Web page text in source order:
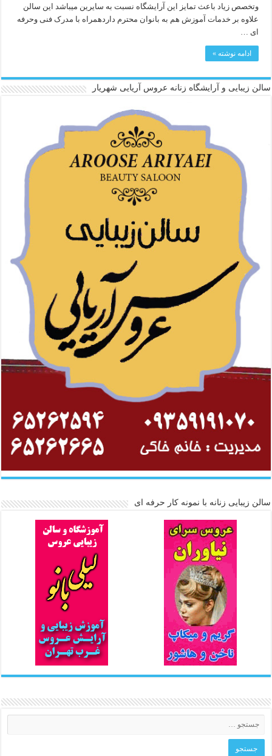
وتخصص زیاد باعث تمایز این آرایشگاه نسبت به سایرین میباشد این سالن
علاوه بر خدمات آموزش هم به بانوان محترم داردهمراه با مدرک فنی وحرفه
ای …
ادامه نوشته »
سالن زیبایی و آرایشگاه زنانه عروس آریایی شهریار
سالن زیبایی زنانه با نمونه کار حرفه ای